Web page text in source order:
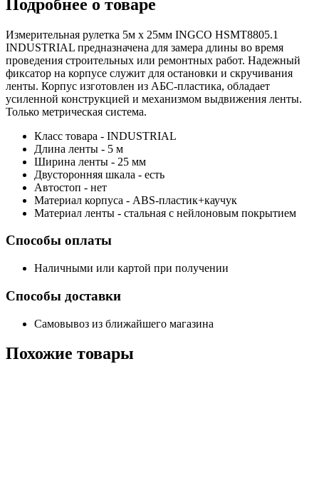
Подробнее о товаре
Измерительная рулетка 5м х 25мм INGCO HSMT8805.1
INDUSTRIAL предназначена для замера длины во время
проведения строительных или ремонтных работ. Надежный
фиксатор на корпусе служит для остановки и скручивания
ленты. Корпус изготовлен из АБС-пластика, обладает
усиленной конструкцией и механизмом выдвижения ленты.
Только метрическая система.
Класс товара - INDUSTRIAL
Длина ленты - 5 м
Ширина ленты - 25 мм
Двусторонняя шкала - есть
Автостоп - нет
Материал корпуса - ABS-пластик+каучук
Материал ленты - стальная с нейлоновым покрытием
Способы оплаты
Наличными или картой при получении
Способы доставки
Самовывоз из ближайшего магазина
Похожие товары